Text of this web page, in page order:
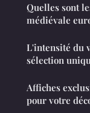
Quelles sont
médiévale
L'intensité du
sélection
Affiches
pour votre